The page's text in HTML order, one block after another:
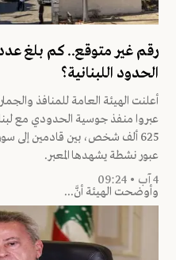
رقم غير متوقع.. كم بلغ
الحدود اللبنانية؟
أعلنت الهيئة العامة للمنافذ
عبروا منفذ جوسية الحدودي مع
625 ألف شخص، بين قادمين إلى
عبور نشطة يشهدها المعبر.
وأوضحت الهيئة أنَّ...
4 آب • 09:24